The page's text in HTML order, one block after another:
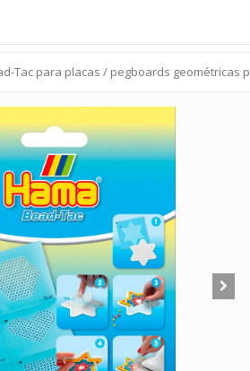
Tac para placas / pegboards geométricas